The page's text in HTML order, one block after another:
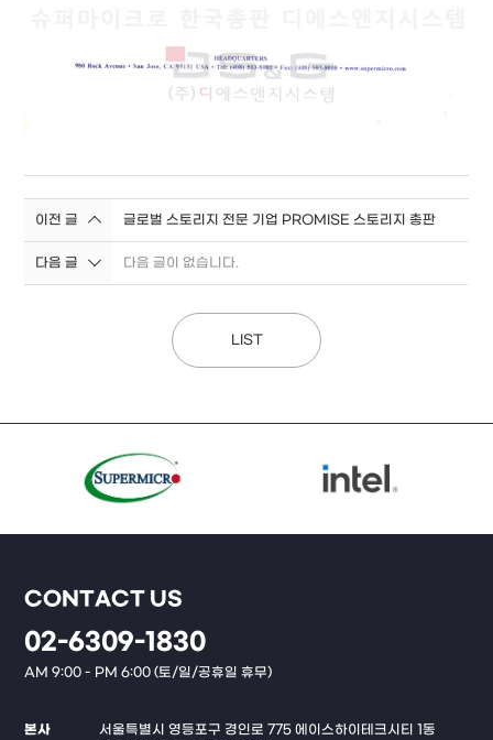
이전 글 글로벌 스토리지 전문 기업 PROMISE 스토리지 총판
다음 글 다음 글이 없습니다.
LIST
CONTACT US
02-6309-1830
AM 9:00 - PM 6:00 (토/일/공휴일 휴무)
본사
서울특별시 영등포구 경인로 775 에이스하이테크시티 1동